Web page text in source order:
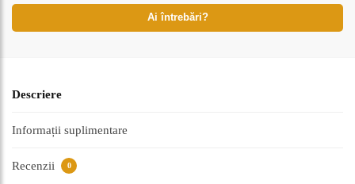
Ai întrebări?
Descriere
Informații suplimentare
Recenzii 0